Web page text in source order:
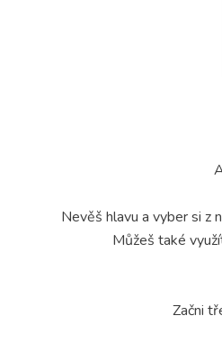
Nevěš hlavu a vyber si z
Můžeš také
Začni